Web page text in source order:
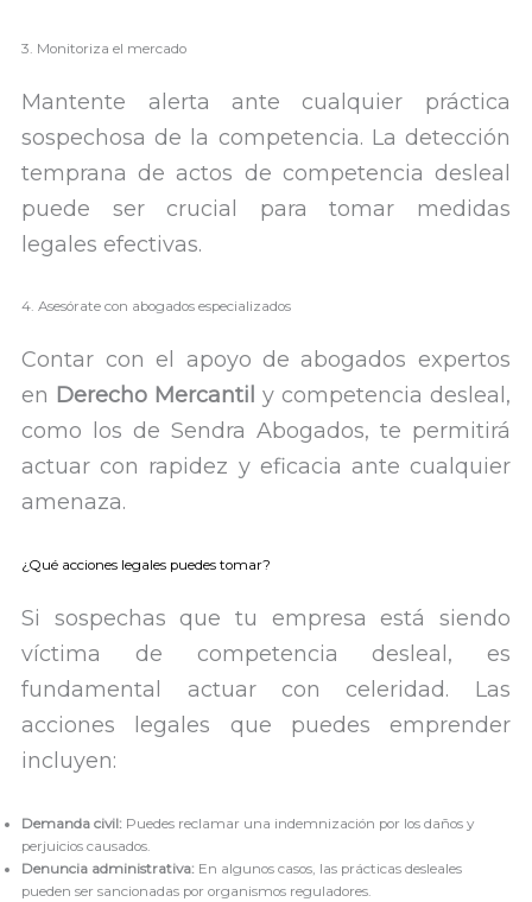
3. Monitoriza el mercado
Mantente alerta ante cualquier práctica
sospechosa de la competencia. La detección
temprana de actos de competencia desleal
puede ser crucial para tomar medidas
legales efectivas.
4. Asesórate con abogados especializados
Contar con el apoyo de abogados expertos
en Derecho Mercantil y competencia desleal,
como los de Sendra Abogados, te permitirá
actuar con rapidez y eficacia ante cualquier
amenaza.
¿Qué acciones legales puedes tomar?
Si sospechas que tu empresa está siendo
víctima de competencia desleal, es
fundamental actuar con celeridad. Las
acciones legales que puedes emprender
incluyen:
Demanda civil: Puedes reclamar una indemnización por los daños y
perjuicios causados.
Denuncia administrativa: En algunos casos, las prácticas desleales
pueden ser sancionadas por organismos reguladores.